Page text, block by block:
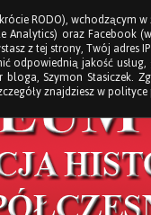
RODO), wchodzącym
oraz Facebook
z tej strony, Twój adres
odpowiednią jakość
Szymon Stasiczek.
znajdziesz w